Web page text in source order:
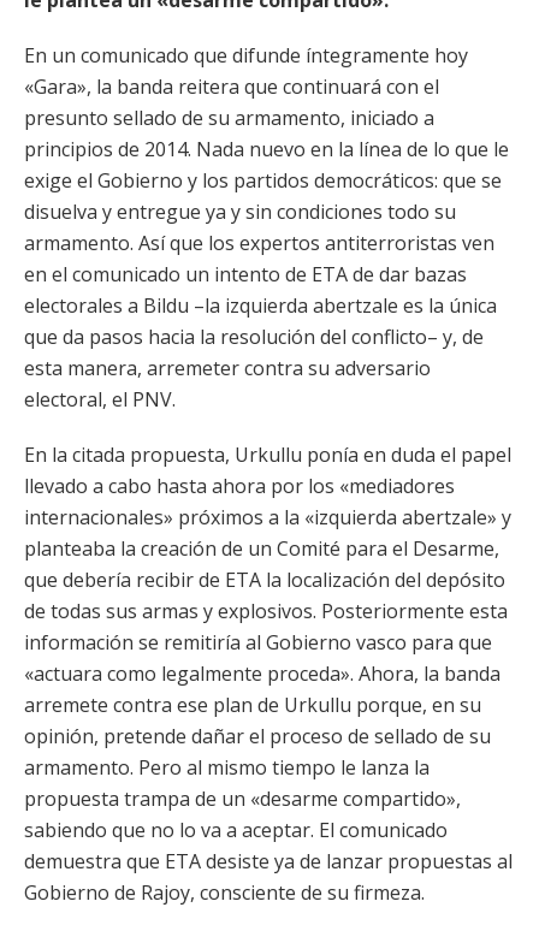
En un comunicado que difunde íntegramente hoy
«Gara», la banda reitera que continuará con el
presunto sellado de su armamento, iniciado a
principios de 2014. Nada nuevo en la línea de lo que le
exige el Gobierno y los partidos democráticos: que se
disuelva y entregue ya y sin condiciones todo su
armamento. Así que los expertos antiterroristas ven
en el comunicado un intento de ETA de dar bazas
electorales a Bildu –la izquierda abertzale es la única
que da pasos hacia la resolución del conflicto– y, de
esta manera, arremeter contra su adversario
electoral, el PNV.
En la citada propuesta, Urkullu ponía en duda el papel
llevado a cabo hasta ahora por los «mediadores
internacionales» próximos a la «izquierda abertzale» y
planteaba la creación de un Comité para el Desarme,
que debería recibir de ETA la localización del depósito
de todas sus armas y explosivos. Posteriormente esta
información se remitiría al Gobierno vasco para que
«actuara como legalmente proceda». Ahora, la banda
arremete contra ese plan de Urkullu porque, en su
opinión, pretende dañar el proceso de sellado de su
armamento. Pero al mismo tiempo le lanza la
propuesta trampa de un «desarme compartido»,
sabiendo que no lo va a aceptar. El comunicado
demuestra que ETA desiste ya de lanzar propuestas al
Gobierno de Rajoy, consciente de su firmeza.